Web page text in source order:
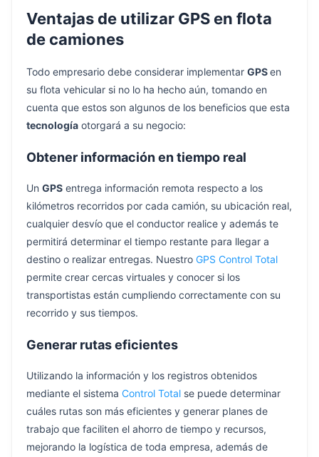
Ventajas de utilizar GPS en flota
de camiones
Todo empresario debe considerar implementar GPSen
su flota vehicular si no lo ha hecho aún, tomando en
cuenta que estos son algunos de los beneficios que esta
tecnología otorgará a su negocio:
Obtener información en tiempo real
Un GPS entrega información remota respecto a los
kilómetros recorridos por cada camión, su ubicación real,
cualquier desvío que el conductor realice y además te
permitirá determinar el tiempo restante para llegar a
destino o realizar entregas. Nuestro GPS Control Total
permite crear cercas virtuales y conocer si los
transportistas están cumpliendo correctamente con su
recorrido y sus tiempos.
Generar rutas eficientes
Utilizando la información y los registros obtenidos
mediante el sistema Control Total se puede determinar
cuáles rutas son más eficientes y generar planes de
trabajo que faciliten el ahorro de tiempo y recursos,
mejorando la logística de toda empresa, además de